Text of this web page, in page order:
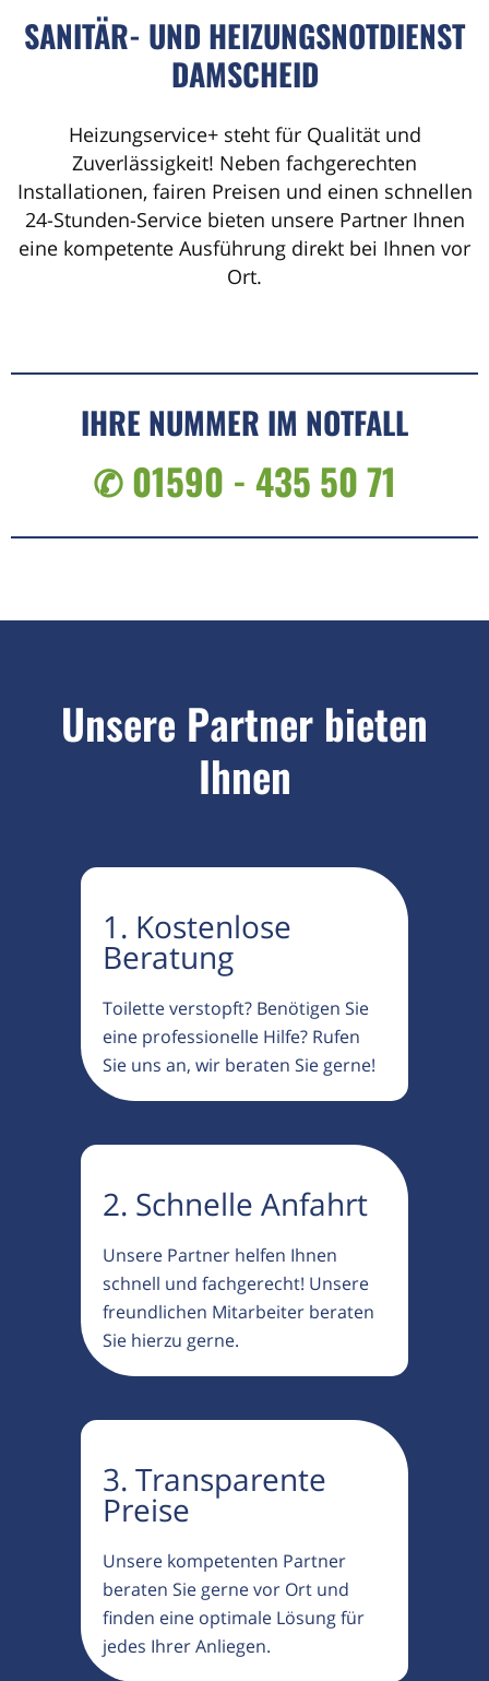
SANITÄR- UND HEIZUNGSNOTDIENST
DAMSCHEID
Heizungservice+ steht für Qualität und
Zuverlässigkeit! Neben fachgerechten
Installationen, fairen Preisen und einen schnellen
24-Stunden-Service bieten unsere Partner Ihnen
eine kompetente Ausführung direkt bei Ihnen vor
Ort.
IHRE NUMMER IM NOTFALL
✆ 01590 - 435 50 71
Unsere Partner bieten
Ihnen
1. Kostenlose
Beratung
Toilette verstopft? Benötigen Sie
eine professionelle Hilfe? Rufen
Sie uns an, wir beraten Sie gerne!
2. Schnelle Anfahrt
Unsere Partner helfen Ihnen
schnell und fachgerecht! Unsere
freundlichen Mitarbeiter beraten
Sie hierzu gerne.
3. Transparente
Preise
Unsere kompetenten Partner
beraten Sie gerne vor Ort und
finden eine optimale Lösung für
jedes Ihrer Anliegen.